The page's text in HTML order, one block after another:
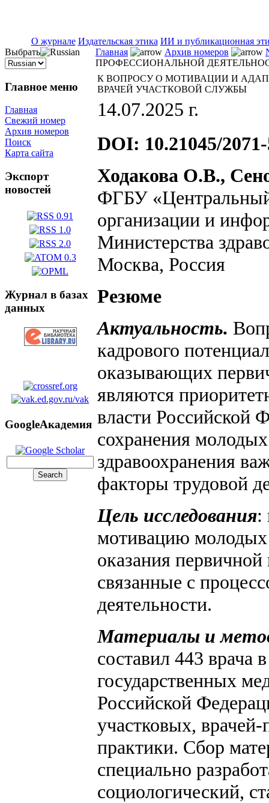
О журнале Издательская этика ИИ и публикационная
Выбрать
Главное меню
Главная
Свежий номер
Архив номеров
Поиск
Карта сайта
Экспорт
новостей
Журнал в базах
данных
GoogleАкадемия
Главная Архив номеров
ПРОФЕССИОНАЛЬНОЙ
К ВОПРОСУ О МОТИВАЦИИ И
ВРАЧЕЙ УЧАСТКОВОЙ СЛУЖБЫ
14.07.2025 г.
DOI: 10.21045/
Ходакова О.В.,
ФГБУ «Центральный
организации и
Министерства
Москва, Россия
Резюме
Актуальность.
кадрового
оказывающих
являются
власти Российской
сохранения
здравоохранения
факторы трудовой
Цель исследования:
мотивацию молодых
оказания
связанные с
деятельности.
Материалы и
составил 443 врача
государственных
Российской
участковых,
практики. Сбор
специально
социологический,